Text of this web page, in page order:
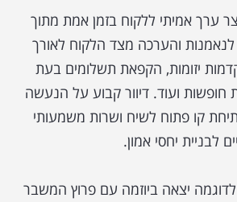
ערך אמיתי ללקוח בזמן אמת מתוך
לנאמנות והערכה מצד הלקוח לאורך
יזומות, הקפאת תשלומים בעת
חופשות ועוד. דיוור קבוע על הנעשה
קו פתוח לשיח ושרות משמעותי
לבניית יחסי אמון.
יצאה ביוזמה עם פרוץ המשבר